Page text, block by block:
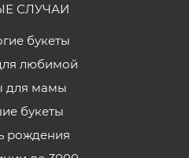
СЛУЧАИ
букеты
любимой
для мамы
букеты
рождения